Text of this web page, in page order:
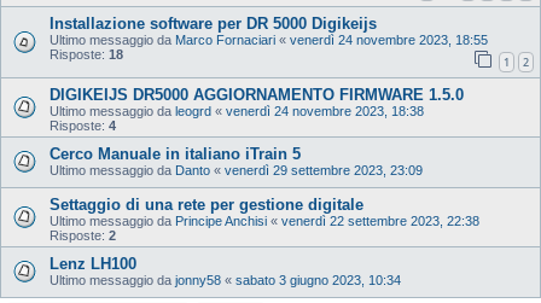
Installazione software per DR 5000 Digikeijs
Ultimo messaggio da Marco Fornaciari « venerdì 24 novembre 2023, 18:55
Risposte: 18 1 2
DIGIKEIJS DR5000 AGGIORNAMENTO FIRMWARE 1.5.0
Ultimo messaggio da leogrd « venerdì 24 novembre 2023, 18:38
Risposte: 4
Cerco Manuale in italiano iTrain 5
Ultimo messaggio da Danto « venerdì 29 settembre 2023, 23:09
Settaggio di una rete per gestione digitale
Ultimo messaggio da Principe Anchisi « venerdì 22 settembre 2023, 22:38
Risposte: 2
Lenz LH100
Ultimo messaggio da jonny58 « sabato 3 giugno 2023, 10:34